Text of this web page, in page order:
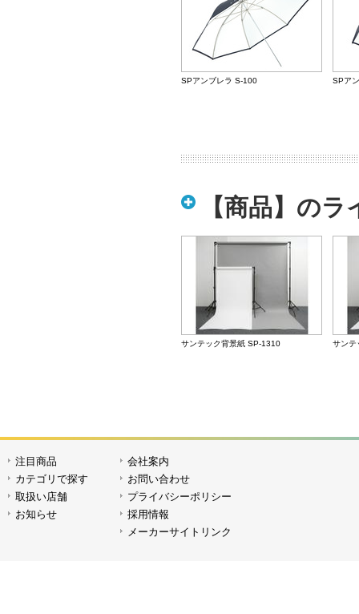
SPアンブレラ S-100 SPア
ICアンブレラ シルバー G100
【商品】の
サンテック背景紙 SP-1310 サンテ
注目商品
カテゴリで探す
取扱い店舗
お知らせ
会社案内
お問い合わせ
プライバシーポリシー
採用情報
メーカーサイトリンク